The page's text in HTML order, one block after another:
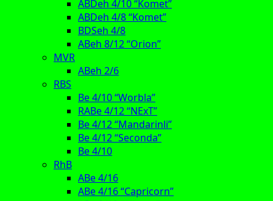
ABDeh 4/10 “Komet”
ABDeh 4/8 “Komet”
BDSeh 4/8
ABeh 8/12 “Orion”
MVR
ABeh 2/6
RBS
Be 4/10 “Worbla”
RABe 4/12 “NExT”
Be 4/12 “Mandarinli”
Be 4/12 “Seconda”
Be 4/10
RhB
ABe 4/16
ABe 4/16 “Capricorn”